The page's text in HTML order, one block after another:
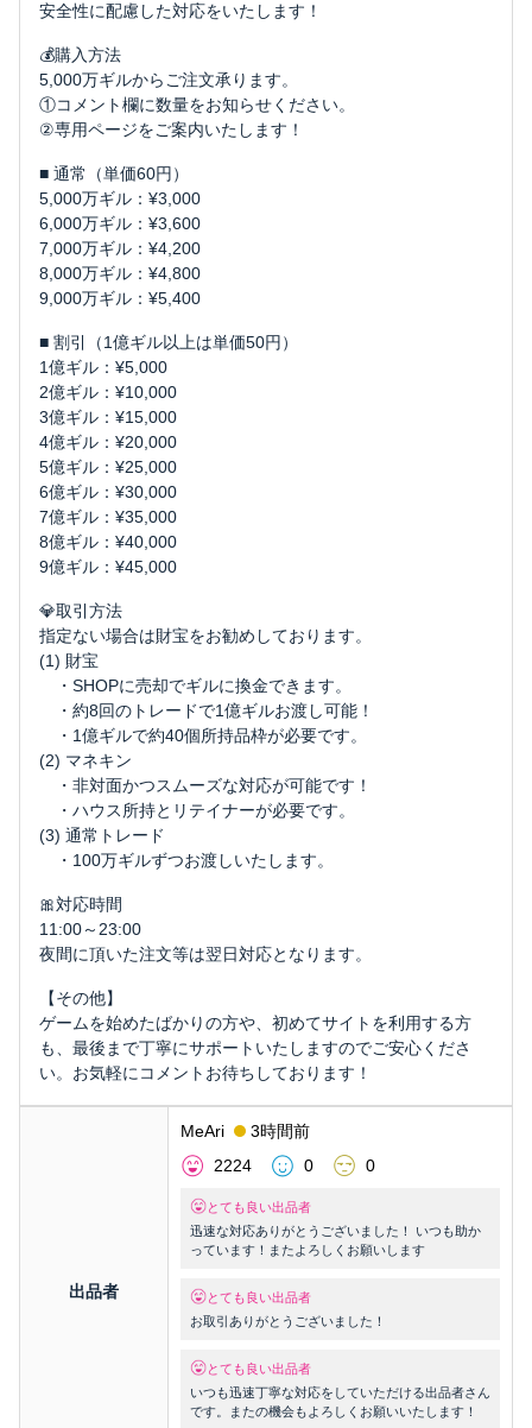
安全性に配慮した対応をいたします！
💰購入方法
5,000万ギルからご注文承ります。
①コメント欄に数量をお知らせください。
②専用ページをご案内いたします！
■ 通常（単価60円）
5,000万ギル：¥3,000
6,000万ギル：¥3,600
7,000万ギル：¥4,200
8,000万ギル：¥4,800
9,000万ギル：¥5,400
■ 割引（1億ギル以上は単価50円）
1億ギル：¥5,000
2億ギル：¥10,000
3億ギル：¥15,000
4億ギル：¥20,000
5億ギル：¥25,000
6億ギル：¥30,000
7億ギル：¥35,000
8億ギル：¥40,000
9億ギル：¥45,000
💎取引方法
指定ない場合は財宝をお勧めしております。
(1) 財宝
・SHOPに売却でギルに換金できます。
・約8回のトレードで1億ギルお渡し可能！
・1億ギルで約40個所持品枠が必要です。
(2) マネキン
・非対面かつスムーズな対応が可能です！
・ハウス所持とリテイナーが必要です。
(3) 通常トレード
・100万ギルずつお渡しいたします。
🎀対応時間
11:00～23:00
夜間に頂いた注文等は翌日対応となります。
【その他】
ゲームを始めたばかりの方や、初めてサイトを利用する方
も、最後まで丁寧にサポートいたしますのでご安心くださ
い。お気軽にコメントお待ちしております！
出品者
MeAri
3時間前
2224
0 0
とても良い出品者
迅速な対応ありがとうございました！ いつも助か
っています！またよろしくお願いします
とても良い出品者
お取引ありがとうございました！
とても良い出品者
いつも迅速丁寧な対応をしていただける出品者さん
です。またの機会もよろしくお願いいたします！